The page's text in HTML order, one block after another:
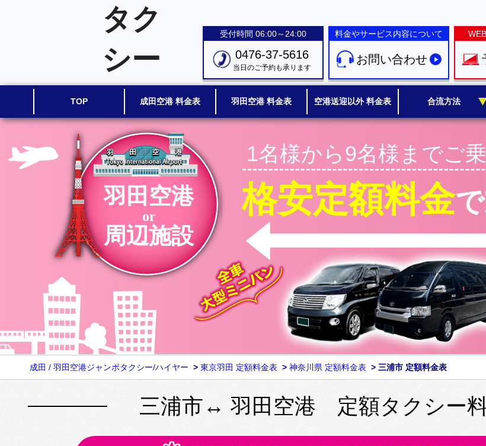
タク
シー
受付時間 06:00～24:00
0476-37-5616
当日のご予約も承ります
料金やサービス内容について
お問い合わせ
TOP 成田空港 料金表 羽田空港 料金表 空港送迎以外 料金表 合流方法
羽田空港
or
周辺施設
1名様から9名様までご
格安定額料金で
成田 / 羽田空港ジャンボタクシー/ハイヤー > 東京羽田 定額料金表 > 神奈川県 定額料金表 > 三浦市 定額料金表
三浦市↔ 羽田空港 定額タクシー